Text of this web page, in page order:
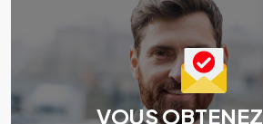
VOUS